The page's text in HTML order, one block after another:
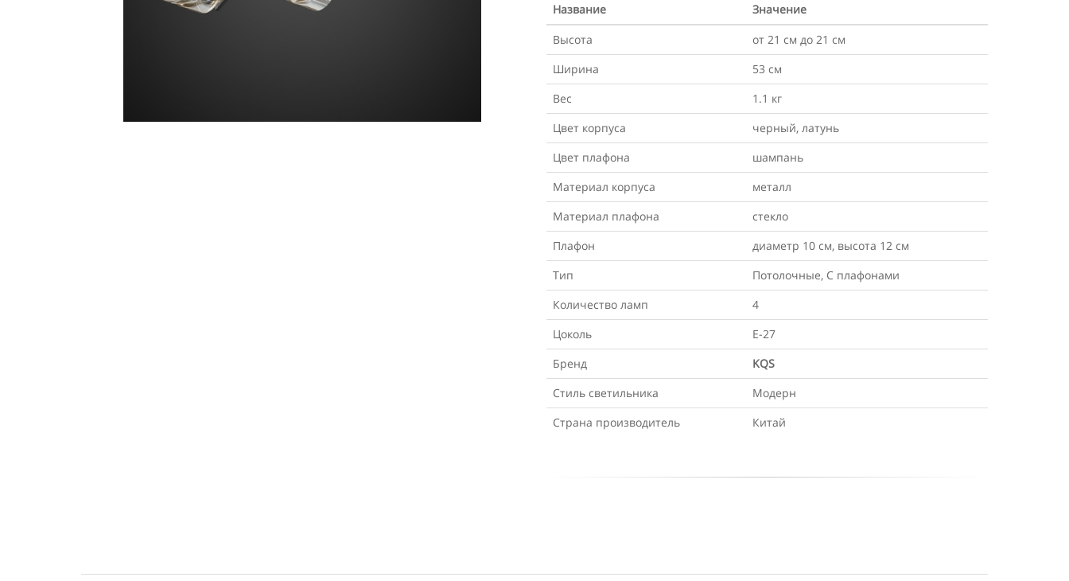
Название
Значение
Высота
от 21 см до 21 см
Ширина
53 см
Вес
1.1 кг
Цвет корпуса
черный, латунь
Цвет плафона
шампань
Материал корпуса
металл
Материал плафона
стекло
Плафон
диаметр 10 см, высота 12 см
Тип
Потолочные, С плафонами
Количество ламп
4
Цоколь
Е-27
Бренд
KQS
Стиль светильника
Модерн
Страна производитель
Китай